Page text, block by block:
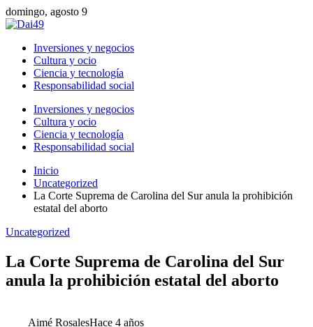
domingo, agosto 9
Inversiones y negocios
Cultura y ocio
Ciencia y tecnología
Responsabilidad social
Inversiones y negocios
Cultura y ocio
Ciencia y tecnología
Responsabilidad social
Inicio
Uncategorized
La Corte Suprema de Carolina del Sur anula la prohibición
estatal del aborto
Uncategorized
La Corte Suprema de Carolina del Sur
anula la prohibición estatal del aborto
Aimé RosalesHace 4 años